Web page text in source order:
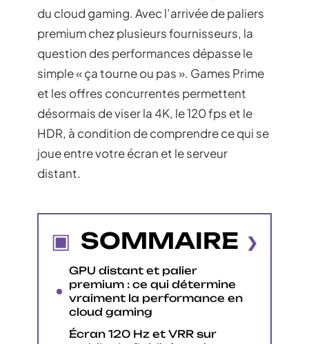
du cloud gaming. Avec l’arrivée de paliers
premium chez plusieurs fournisseurs, la
question des performances dépasse le
simple « ça tourne ou pas ». Games Prime
et les offres concurrentes permettent
désormais de viser la 4K, le 120 fps et le
HDR, à condition de comprendre ce qui se
joue entre votre écran et le serveur
distant.
SOMMAIRE
GPU distant et palier
premium : ce qui détermine
vraiment la performance en
cloud gaming
Écran 120 Hz et VRR sur